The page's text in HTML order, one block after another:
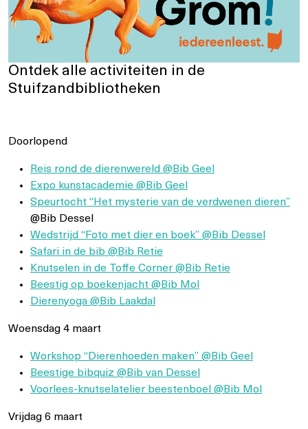
Ontdek alle activiteiten in de
Stuifzandbibliotheken
Doorlopend
Reis rond de dierenwereld @Bib Geel
Expo kunstacademie @Bib Geel
Speurtocht “Het mysterie van de verdwenen dieren”
@Bib Dessel
Wedstrijd “Foto met dier en boek” @Bib Dessel
Safari in de bib @Bib Retie
Knutselen in de Toffe Corner @Bib Retie
Beestig op boekenjacht @Bib Mol
Dierenyoga @Bib Laakdal
Woensdag 4 maart
Workshop “Dierenhoeden maken” @Bib Geel
Beestige bibquiz @Bib van Dessel
Voorlees-knutselatelier beestenboel @Bib Mol
Vrijdag 6 maart